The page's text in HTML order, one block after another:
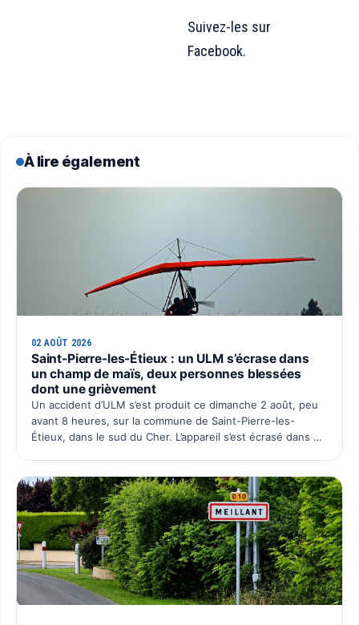
Suivez-les sur
Facebook.
À lire également
02 AOÛT 2026
Saint-Pierre-les-Étieux : un ULM s’écrase dans
un champ de maïs, deux personnes blessées
dont une grièvement
Un accident d’ULM s’est produit ce dimanche 2 août, peu
avant 8 heures, sur la commune de Saint-Pierre-les-
Étieux, dans le sud du Cher. L’appareil s’est écrasé dans un